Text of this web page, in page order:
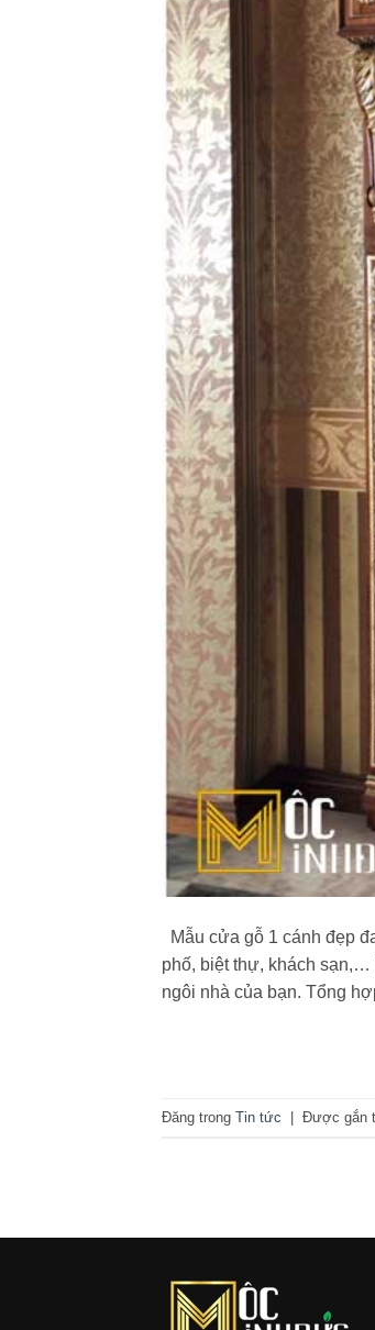
Mẫu cửa gỗ 1 cánh đẹp
phố, biệt thự, khách
ngôi nhà của bạn. Tổng
Đăng trong Tin tức | Được gắn